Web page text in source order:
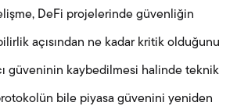
DeFi projelerinde güvenliğin
açısından ne kadar kritik olduğunu
güveninin kaybedilmesi halinde teknik
bile piyasa güvenini yeniden